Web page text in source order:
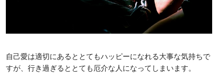
自己愛は適切にあるととてもハッピーになれる大事な気持ちで
すが、行き過ぎるととても厄介な人になってしまいます。